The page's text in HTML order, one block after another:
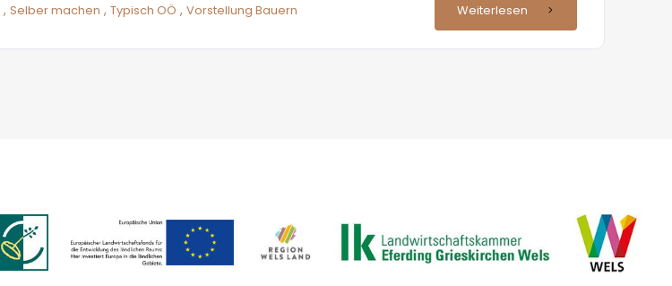
, Selber machen , Typisch OÖ , Vorstellung Bauern Weiterlesen